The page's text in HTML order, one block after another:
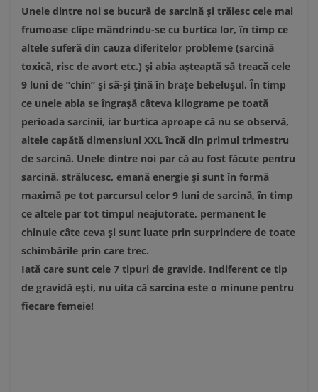
Unele dintre noi se bucură de sarcină şi trăiesc cele mai
frumoase clipe mândrindu-se cu burtica lor, în timp ce
altele suferă din cauza diferitelor probleme (sarcină
toxică, risc de avort etc.) şi abia aşteaptă să treacă cele
9 luni de ”chin” şi să-şi ţină în braţe bebeluşul. În timp
ce unele abia se îngraşă câteva kilograme pe toată
perioada sarcinii, iar burtica aproape că nu se observă,
altele capătă dimensiuni XXL încă din primul trimestru
de sarcină. Unele dintre noi par că au fost făcute pentru
sarcină, strălucesc, emană energie şi sunt în formă
maximă pe tot parcursul celor 9 luni de sarcină, în timp
ce altele par tot timpul neajutorate, permanent le
chinuie câte ceva şi sunt luate prin surprindere de toate
schimbările prin care trec.
Iată care sunt cele 7 tipuri de gravide. Indiferent ce tip
de gravidă eşti, nu uita că sarcina este o minune pentru
fiecare femeie!